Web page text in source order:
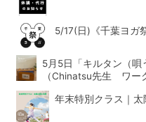
5/17(日)《千葉ヨガ
5月5日「キルタン（
（Chinatsu先生 ワー
年末特別クラス｜太